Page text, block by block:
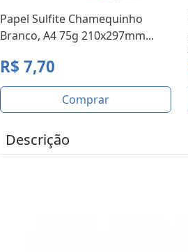
Papel Sulfite Chamequinho
Branco, A4 75g 210x297mm...
R$ 7,70
Comprar
Descrição